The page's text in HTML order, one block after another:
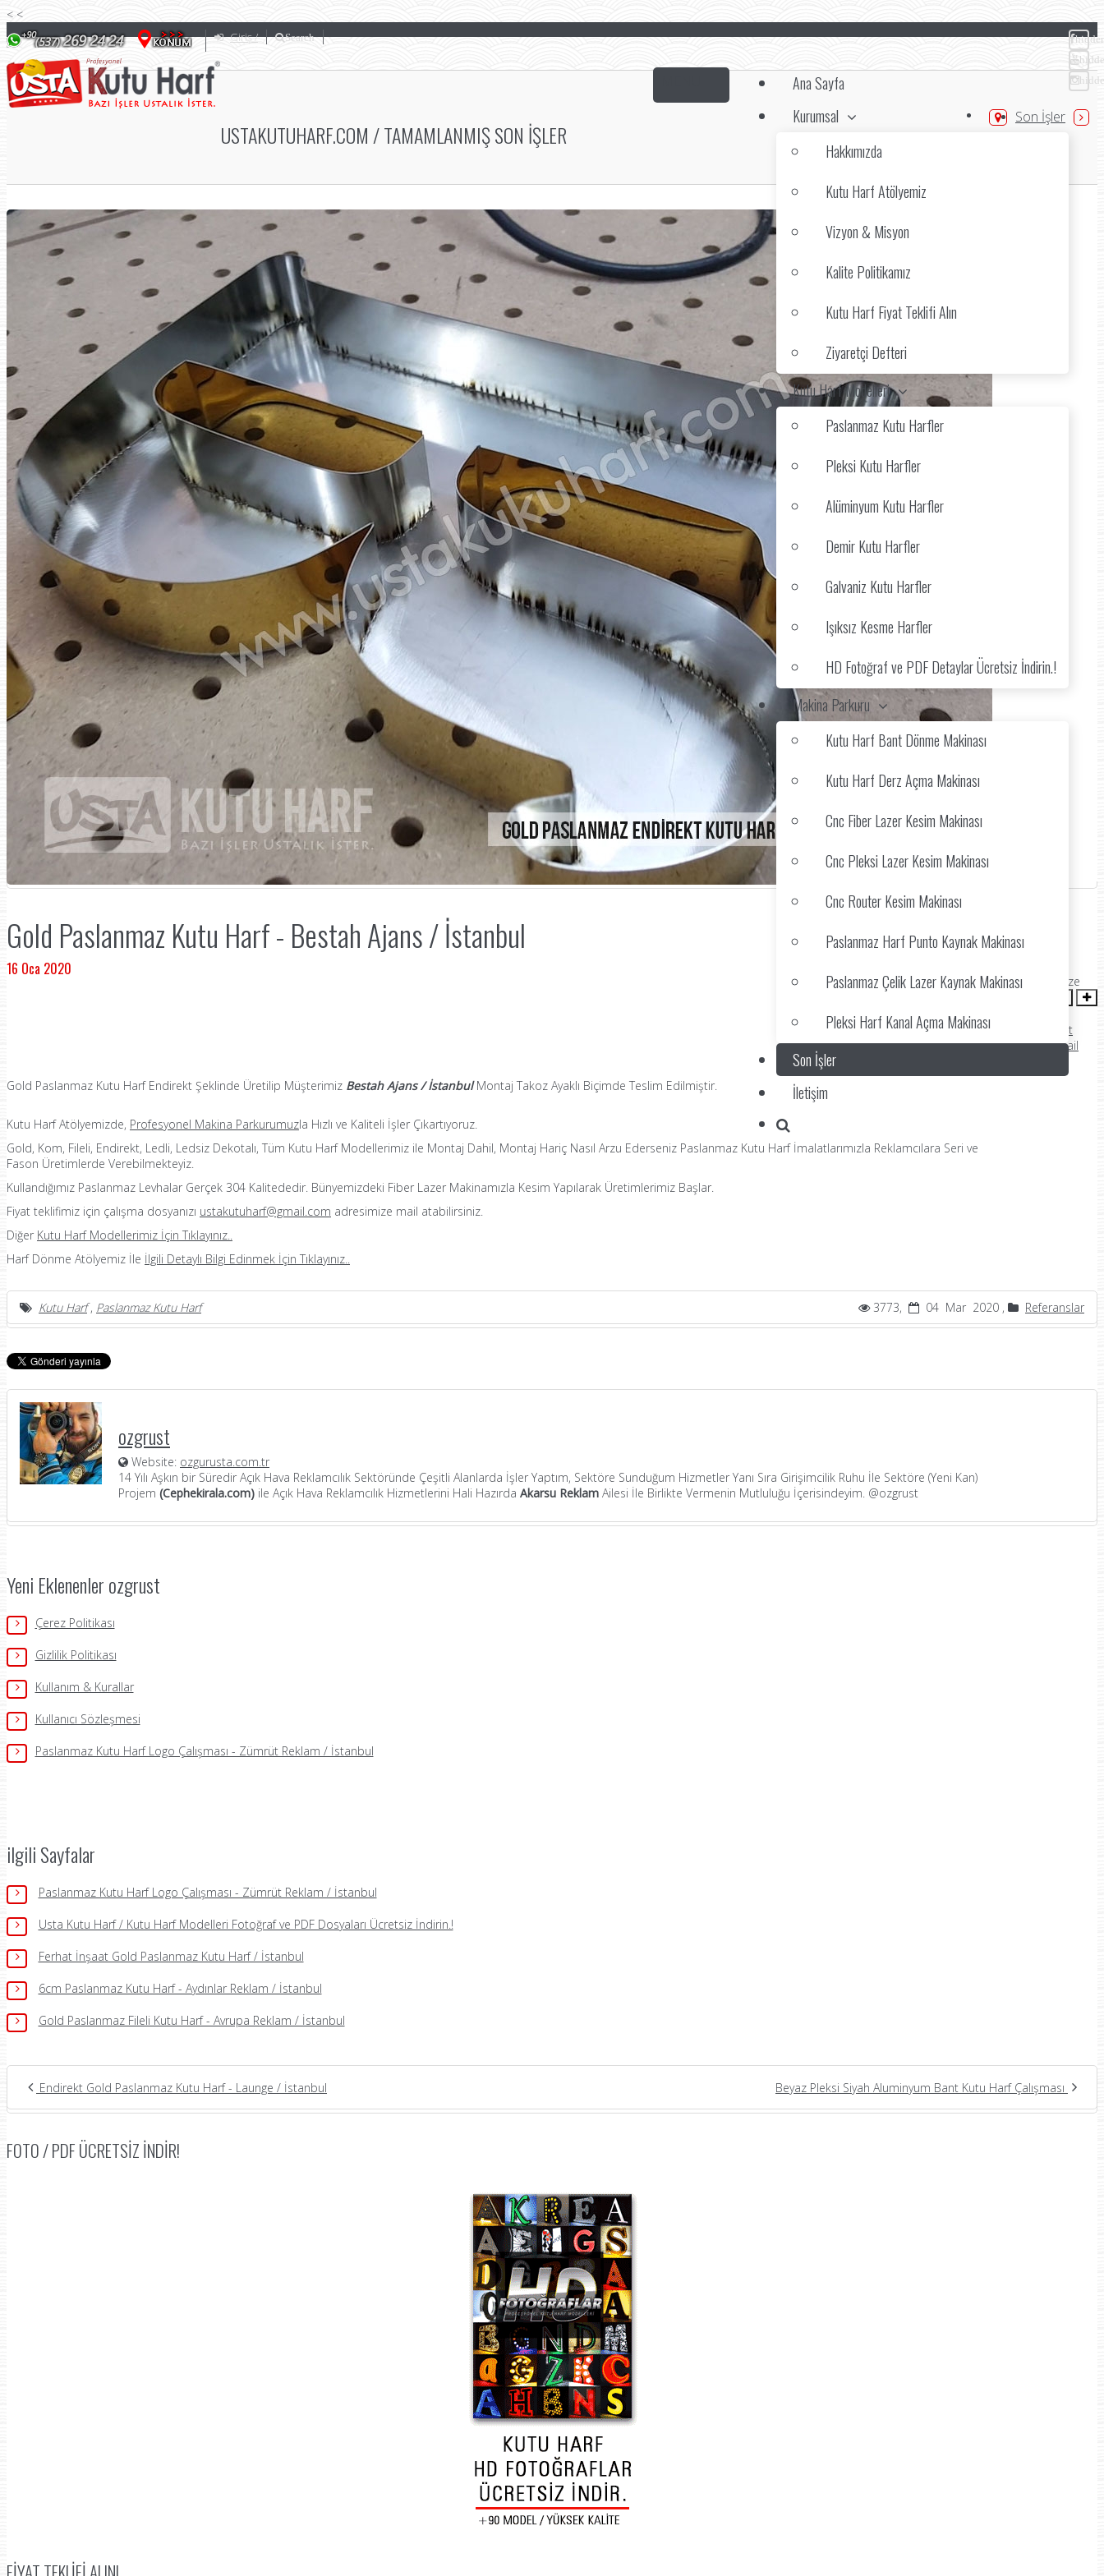
< <
Giriş / Search
Ana Sayfa
Kurumsal
Hakkımızda
Kutu Harf Atölyemiz
Vizyon & Misyon
Kalite Politikamız
Kutu Harf Fiyat Teklifi Alın
Ziyaretçi Defteri
Kutu Harf Modelleri
Paslanmaz Kutu Harfler
Pleksi Kutu Harfler
Alüminyum Kutu Harfler
Demir Kutu Harfler
Galvaniz Kutu Harfler
Işıksız Kesme Harfler
HD Fotoğraf ve PDF Detaylar Ücretsiz İndirin.!
Makina Parkuru
Kutu Harf Bant Dönme Makinası
Kutu Harf Derz Açma Makinası
Cnc Fiber Lazer Kesim Makinası
Cnc Pleksi Lazer Kesim Makinası
Cnc Router Kesim Makinası
Paslanmaz Harf Punto Kaynak Makinası
Paslanmaz Çelik Lazer Kaynak Makinası
Pleksi Harf Kanal Açma Makinası
Son İşler
İletişim
Son İşler
USTAKUTUHARF.COM / TAMAMLANMIŞ SON İŞLER
Gold Paslanmaz Kutu Harf - Bestah Ajans / İstanbul
16 Oca 2020
font size
Print
Email
Gold Paslanmaz Kutu Harf Endirekt Şeklinde Üretilip Müşterimiz Bestah Ajans / İstanbul Montaj Takoz Ayaklı Biçimde Teslim Edilmiştir.
Kutu Harf Atölyemizde, Profesyonel Makina Parkurumuzla Hızlı ve Kaliteli İşler Çıkartıyoruz.
Gold, Kom, Fileli, Endirekt, Ledli, Ledsiz Dekotalı, Tüm Kutu Harf Modellerimiz ile Montaj Dahil, Montaj Hariç Nasıl Arzu Ederseniz Paslanmaz Kutu Harf İmalatlarımızla Reklamcılara Seri ve
Fason Üretimlerde Verebilmekteyiz.
Kullandığımız Paslanmaz Levhalar Gerçek 304 Kalitededir. Bünyemizdeki Fiber Lazer Makinamızla Kesim Yapılarak Üretimlerimiz Başlar.
Fiyat teklifimiz için çalışma dosyanızı ustakutuharf@gmail.com adresimize mail atabilirsiniz.
Diğer Kutu Harf Modellerimiz İçin Tıklayınız..
Harf Dönme Atölyemiz İle İlgili Detaylı Bilgi Edinmek İçin Tıklayınız..
Kutu Harf, Paslanmaz Kutu Harf 3773, 04 Mar 2020 , Referanslar
ozgrust
Website: ozgurusta.com.tr
14 Yılı Aşkın bir Süredir Açık Hava Reklamcılık Sektöründe Çeşitli Alanlarda İşler Yaptım, Sektöre Sunduğum Hizmetler Yanı Sıra Girişimcilik Ruhu İle Sektöre (Yeni Kan)
Projem (Cephekirala.com) ile Açık Hava Reklamcılık Hizmetlerini Hali Hazırda Akarsu Reklam Ailesi İle Birlikte Vermenin Mutluluğu İçerisindeyim. @ozgrust
Yeni Eklenenler ozgrust
Çerez Politikası
Gizlilik Politikası
Kullanım & Kurallar
Kullanıcı Sözleşmesi
Paslanmaz Kutu Harf Logo Çalışması - Zümrüt Reklam / İstanbul
ilgili Sayfalar
Paslanmaz Kutu Harf Logo Çalışması - Zümrüt Reklam / İstanbul
Usta Kutu Harf / Kutu Harf Modelleri Fotoğraf ve PDF Dosyaları Ücretsiz İndirin.!
Ferhat İnşaat Gold Paslanmaz Kutu Harf / İstanbul
6cm Paslanmaz Kutu Harf - Aydınlar Reklam / İstanbul
Gold Paslanmaz Fileli Kutu Harf - Avrupa Reklam / İstanbul
Endirekt Gold Paslanmaz Kutu Harf - Launge / İstanbul Beyaz Pleksi Siyah Aluminyum Bant Kutu Harf Çalışması
FOTO / PDF ÜCRETSIZ İNDIR!